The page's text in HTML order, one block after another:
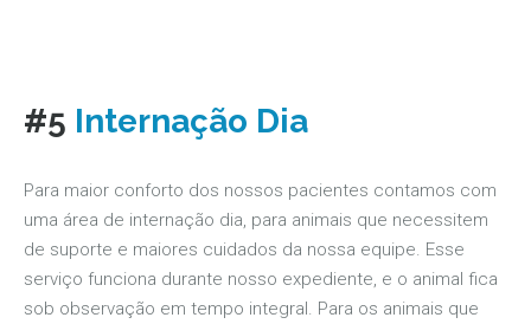
#5 Internação Dia
Para maior conforto dos nossos pacientes contamos com
uma área de internação dia, para animais que necessitem
de suporte e maiores cuidados da nossa equipe. Esse
serviço funciona durante nosso expediente, e o animal fica
sob observação em tempo integral. Para os animais que